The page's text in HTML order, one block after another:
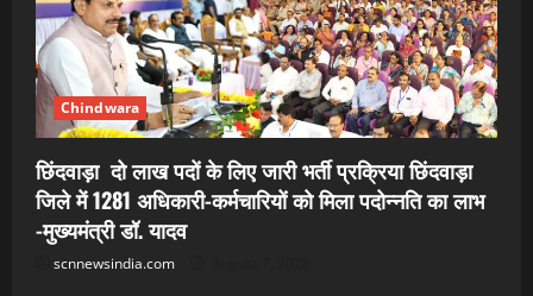
Chindwara
छिंदवाड़ा दो लाख पदों के लिए जारी भर्ती प्रक्रिया छिंदवाड़ा
जिले में 1281 अधिकारी-कर्मचारियों को मिला पदोन्नति का लाभ
-मुख्यमंत्री डॉ. यादव
scnnewsindia.com